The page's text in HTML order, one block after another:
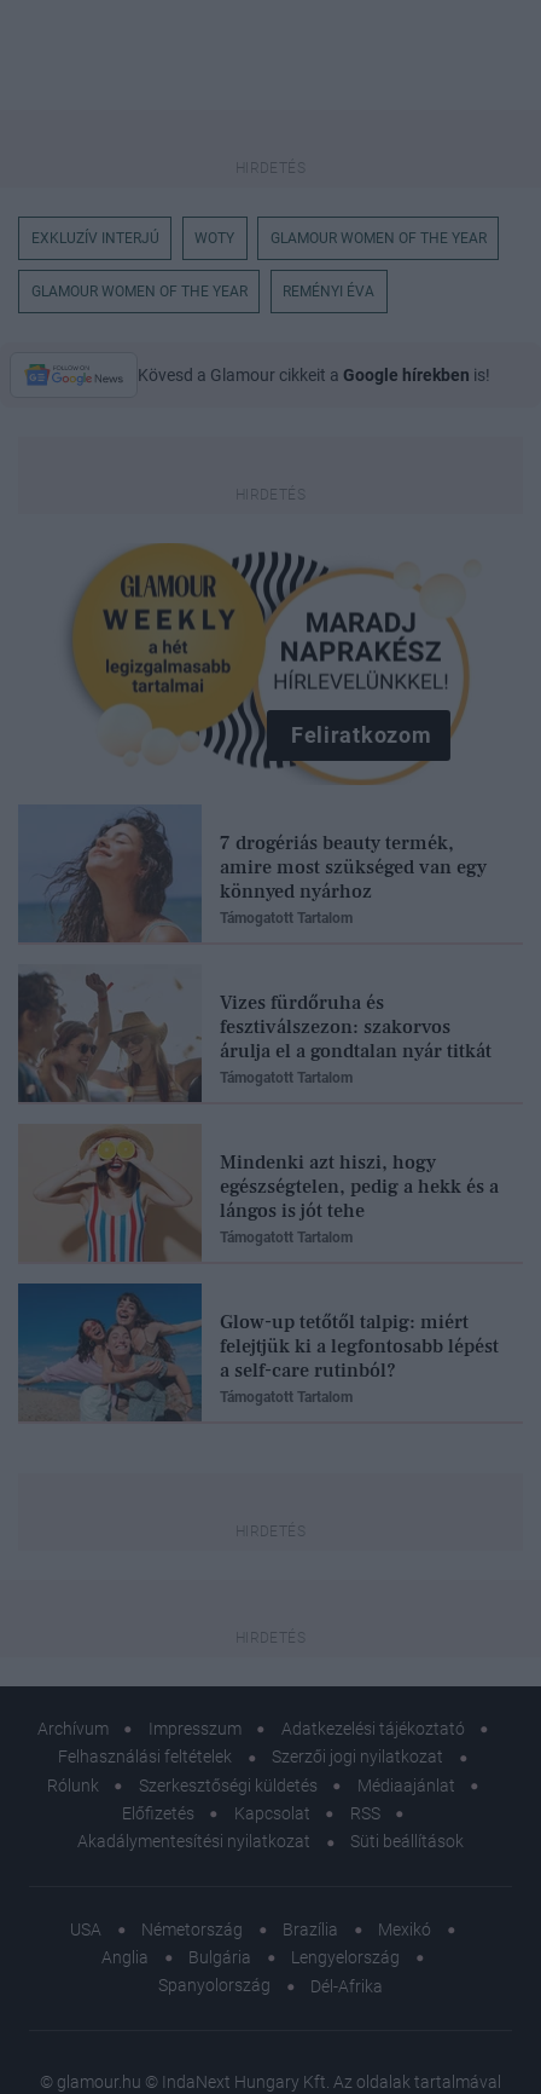
EXKLUZÍV INTERJÚ WOTY GLAMOUR WOMEN OF THE YEAR
GLAMOUR WOMEN OF THE YEAR REMÉNYI ÉVA
Kövesd a Glamour cikkeit a Google hírekben is!
Feliratkozom
7 drogériás beauty termék,
amire most szükséged van egy
könnyed nyárhoz
Támogatott Tartalom
Vizes fürdőruha és
fesztiválszezon: szakorvos
árulja el a gondtalan nyár titkát
Támogatott Tartalom
Mindenki azt hiszi, hogy
egészségtelen, pedig a hekk és a
lángos is jót tehe
Támogatott Tartalom
Glow-up tetőtől talpig: miért
felejtjük ki a legfontosabb lépést
a self-care rutinból?
Támogatott Tartalom
Archívum Impresszum
Adatkezelési tájékoztató
Felhasználási feltételek
Szerzői jogi nyilatkozat
Rólunk
Szerkesztőségi küldetés
Médiaajánlat
Előfizetés
Kapcsolat
RSS
Akadálymentesítési nyilatkozat
Süti beállítások
USA Németország Brazília
Mexikó
Anglia
Bulgária
Lengyelország
Spanyolország
Dél-Afrika
© glamour.hu © IndaNext Hungary Kft. Az oldalak tartalmával